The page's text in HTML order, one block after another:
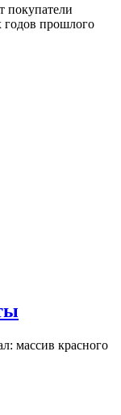
покупатели
годов прошлого
массив красного